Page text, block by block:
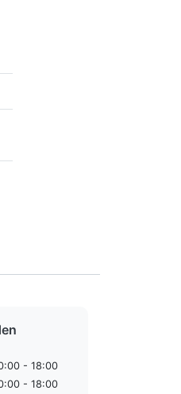
- 18:00
- 18:00